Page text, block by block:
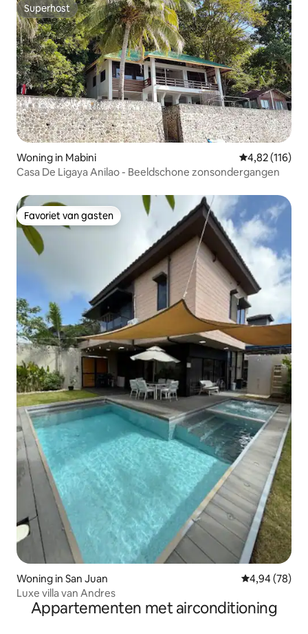
Superhost
Superhost
Woning in Mabini Gemiddelde
4,82 (116)
Casa De Ligaya Anilao - Beeldschone zonsondergangen
Favoriet van gasten
Favoriet van gasten
Woning in San Juan Gemiddelde
4,94 (78)
Luxe villa van Andres
Appartementen met airconditioning